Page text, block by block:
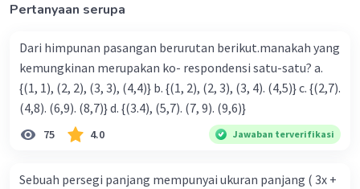
Pertanyaan serupa
Dari himpunan pasangan berurutan berikut.manakah yang
kemungkinan merupakan ko- respondensi satu-satu? a.
{(1, 1), (2, 2), (3, 3), (4,4)} b. {(1, 2), (2, 3), (3, 4). (4,5)} c. {(2,7).
(4,8). (6,9). (8,7)} d. {(3.4), (5,7). (7, 9). (9,6)}
75 4.0 Jawaban terverifikasi
Sebuah persegi panjang mempunyai ukuran panjang ( 3x +